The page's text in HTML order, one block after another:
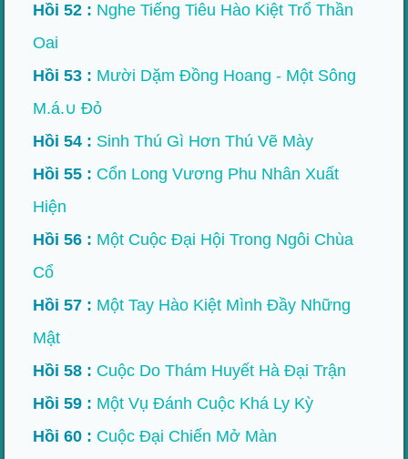
Hồi 52 : Nghe Tiếng Tiêu Hào Kiệt Trổ Thần
Oai
Hồi 53 : Mười Dặm Đồng Hoang - Một Sông
M.á.∪ Đỏ
Hồi 54 : Sinh Thú Gì Hơn Thú Vẽ Mày
Hồi 55 : Cổn Long Vương Phu Nhân Xuất
Hiện
Hồi 56 : Một Cuộc Đại Hội Trong Ngôi Chùa
Cổ
Hồi 57 : Một Tay Hào Kiệt Mình Đầy Những
Mật
Hồi 58 : Cuộc Do Thám Huyết Hà Đại Trận
Hồi 59 : Một Vụ Đánh Cuộc Khá Ly Kỳ
Hồi 60 : Cuộc Đại Chiến Mở Màn